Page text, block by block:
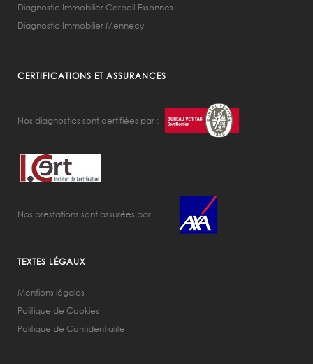
Diagnostic Immobilier Corbeil-Essonnes
Diagnostic Immobilier Mennecy
CERTIFICATIONS ET ASSURANCES
Nos diagnostics sont certifiées par :
Nos prestations sont assurées par :
TEXTES LÉGAUX
Mentions légales
Politique de Cookies
Politique de Confidentialité